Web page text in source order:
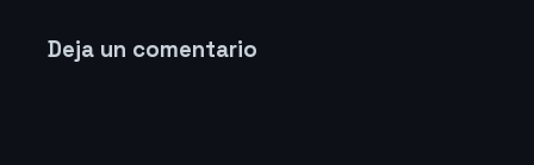
Deja un comentario